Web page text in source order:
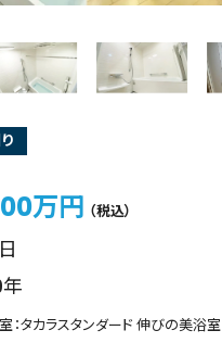
万円 （税込）
：タカラスタンダード 伸びの美浴室